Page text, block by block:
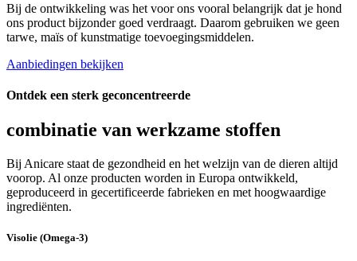
Bij de ontwikkeling was het voor ons vooral belangrijk dat je hond
ons product bijzonder goed verdraagt. Daarom gebruiken we geen
tarwe, maïs of kunstmatige toevoegingsmiddelen.
Aanbiedingen bekijken
Ontdek een sterk geconcentreerde
combinatie van werkzame stoffen
Bij Anicare staat de gezondheid en het welzijn van de dieren altijd
voorop. Al onze producten worden in Europa ontwikkeld,
geproduceerd in gecertificeerde fabrieken en met hoogwaardige
ingrediënten.
Visolie (Omega-3)